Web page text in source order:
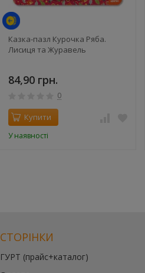
Казка-пазл Курочка Ряба.
Лисиця та Журавель
84,90 грн.
0
Купити
У наявності
СТОРІНКИ
ГУРТ (прайс+каталог)